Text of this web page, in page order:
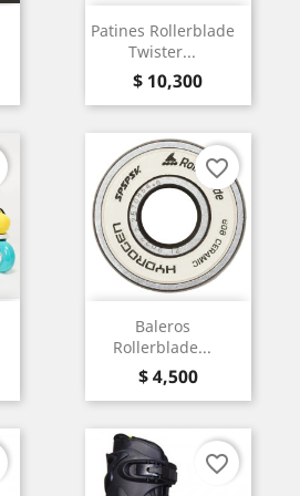
Patines Rollerblade
Twister...
Precio
$ 10,300
Baleros
Rollerblade...
Precio
$ 4,500
favorite_border
favorite_border